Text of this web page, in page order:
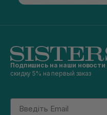
Подпишись на наши новости
скидку 5% на первый заказ
Email